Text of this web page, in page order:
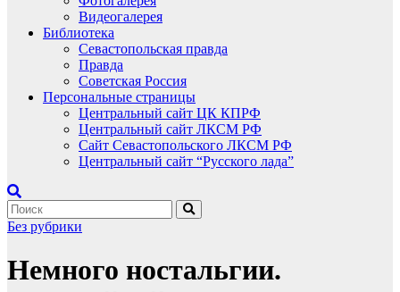
Видеогалерея
Библиотека
Севастопольская правда
Правда
Советская Россия
Персональные страницы
Центральный сайт ЦК КПРФ
Центральный сайт ЛКСМ РФ
Сайт Севастопольского ЛКСМ РФ
Центральный сайт “Русского лада”
Без рубрики
Немного ностальгии.